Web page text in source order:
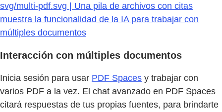
svg/multi-pdf.svg | Una pila de archivos con citas
muestra la funcionalidad de la IA para trabajar con
múltiples documentos
Interacción con múltiples documentos
Inicia sesión para usar PDF Spaces y trabajar con
varios PDF a la vez. El chat avanzado en PDF Spaces
citará respuestas de tus propias fuentes, para brindarte